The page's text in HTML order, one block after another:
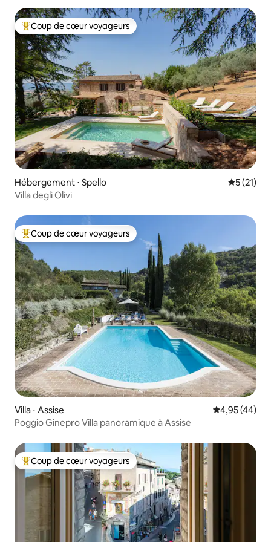
Coups de cœur voyageurs les plus appréciés
Coup de cœur voyageurs
Hébergement ⋅ Spello
5 (21)
Villa degli Olivi
Coups de cœur voyageurs les plus appréciés
Coup de cœur voyageurs
Villa ⋅ Assise Évaluation
4,95 (44)
Poggio Ginepro Villa panoramique à Assise
Coups de cœur voyageurs les plus appréciés
Coup de cœur voyageurs